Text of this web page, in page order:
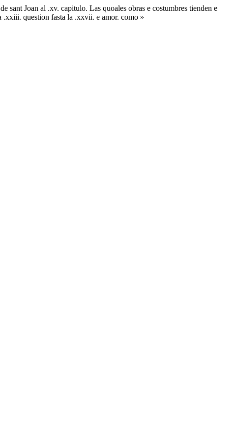
sant Joan al .xv. capitulo. Las quoales obras e costumbres tienden e
.xxiii. question fasta la .xxvii. e amor. como »